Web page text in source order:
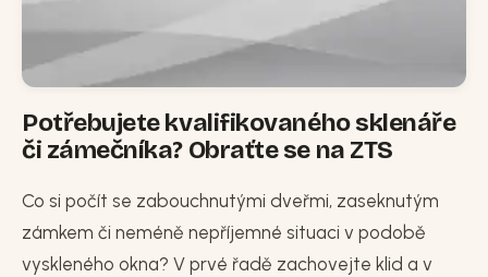
Potřebujete kvalifikovaného sklenáře
či zámečníka? Obraťte se na ZTS
Co si počít se zabouchnutými dveřmi, zaseknutým
zámkem či neméně nepříjemné situaci v podobě
vyskleného okna? V prvé řadě zachovejte klid a v